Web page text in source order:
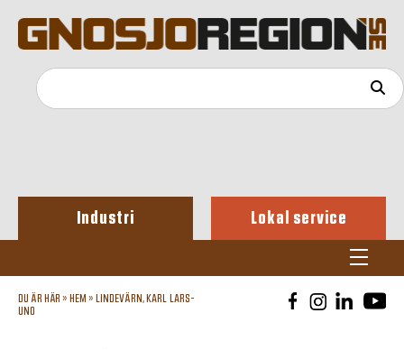
Industri Lokal service
DU ÄR HÄR » HEM »
LINDEVÄRN, KARL LARS-
UNO